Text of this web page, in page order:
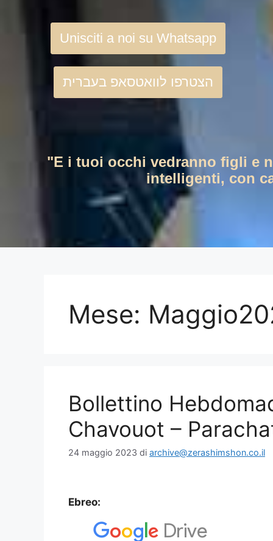
Unisciti a noi su Whatsapp
הצטרפו לוואטסאפ בעברית
"E i tuoi occhi vedranno figli e
intelligenti, con
Mese:
Bollettino
Chavouot –
24 maggio 2023 di archive@zerashimshon.co.il
Ebreo: